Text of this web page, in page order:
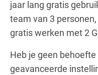
jaar lang gratis
team van 3
gratis werken met 2
Heb je geen
geavanceerde